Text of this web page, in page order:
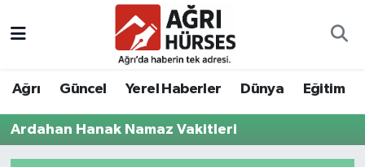
Ağrı Güncel Yerel Haberler Dünya Eğitim
Ardahan Hanak Namaz Vakitleri
Hava Durumu
Süper Lig Puan Durumu ve Fikstür